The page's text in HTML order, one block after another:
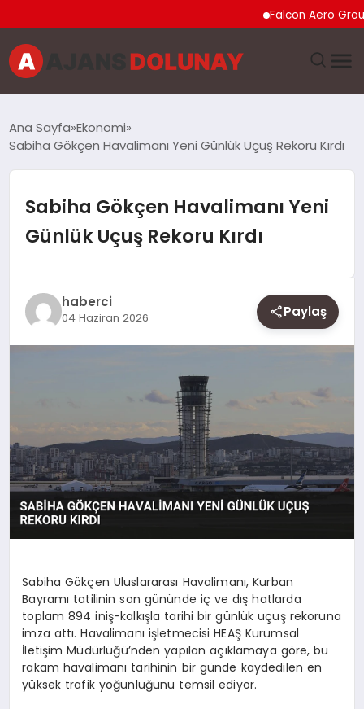
Falcon Aero Group,
EKONOMI
GENEL
MAGAZIN
SPOR
YAŞAM
Ana Sayfa Ekonomi
Sabiha Gökçen Havalimanı Yeni Günlük Uçuş Rekoru Kırdı
Sabiha Gökçen Havalimanı Yeni
Günlük Uçuş Rekoru Kırdı
haberci
04 Haziran 2026 Paylaş
Sabiha Gökçen Uluslararası Havalimanı, Kurban
Bayramı tatilinin son gününde iç ve dış hatlarda
toplam 894 iniş-kalkışla tarihi bir günlük uçuş rekoruna
imza attı. Havalimanı işletmecisi HEAŞ Kurumsal
İletişim Müdürlüğü’nden yapılan açıklamaya göre, bu
rakam havalimanı tarihinin bir günde kaydedilen en
yüksek trafik yoğunluğunu temsil ediyor.